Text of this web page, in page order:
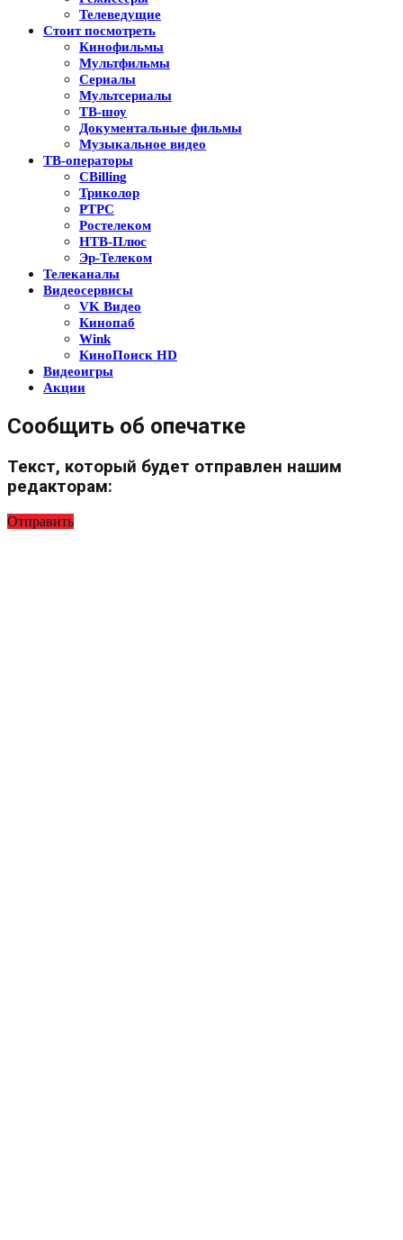
Телеведущие
Стоит посмотреть
Кинофильмы
Мультфильмы
Сериалы
Мультсериалы
ТВ-шоу
Документальные фильмы
Музыкальное видео
ТВ-операторы
CBilling
Триколор
РТРС
Ростелеком
НТВ-Плюс
Эр-Телеком
Телеканалы
Видеосервисы
VK Видео
Кинопаб
Wink
КиноПоиск HD
Видеоигры
Акции
Сообщить об опечатке
Текст, который будет отправлен нашим
редакторам:
Отправить